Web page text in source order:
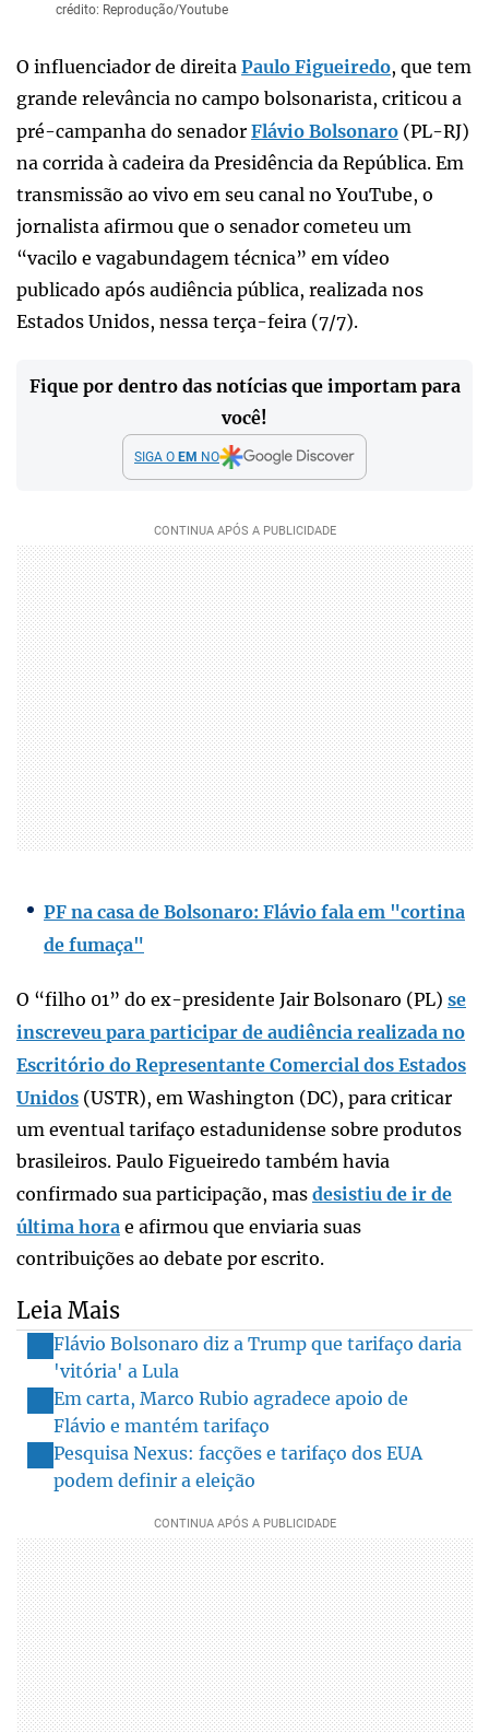
crédito: Reprodução/Youtube
O influenciador de direita Paulo Figueiredo, que tem
grande relevância no campo bolsonarista, criticou a
pré-campanha do senador Flávio Bolsonaro (PL-RJ)
na corrida à cadeira da Presidência da República. Em
transmissão ao vivo em seu canal no YouTube, o
jornalista afirmou que o senador cometeu um
“vacilo e vagabundagem técnica” em vídeo
publicado após audiência pública, realizada nos
Estados Unidos, nessa terça-feira (7/7).
Fique por dentro das notícias que importam para
você!
SIGA O EM NO
PF na casa de Bolsonaro: Flávio fala em "cortina
de fumaça"
O “filho 01” do ex-presidente Jair Bolsonaro (PL) se
inscreveu para participar de audiência realizada no
Escritório do Representante Comercial dos Estados
Unidos (USTR), em Washington (DC), para criticar
um eventual tarifaço estadunidense sobre produtos
brasileiros. Paulo Figueiredo também havia
confirmado sua participação, mas desistiu de ir de
última hora e afirmou que enviaria suas
contribuições ao debate por escrito.
Leia Mais
Flávio Bolsonaro diz a Trump que tarifaço daria
'vitória' a Lula
Em carta, Marco Rubio agradece apoio de
Flávio e mantém tarifaço
Pesquisa Nexus: facções e tarifaço dos EUA
podem definir a eleição